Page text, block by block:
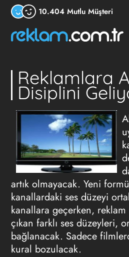
10.404 Mutlu Müşteri
Reklamlara
Disiplini
artık olmayacak. Yeni
kanallardaki ses düzeyi
kanallara geçerken, reklam
çıkan farklı ses düzeyleri,
bağlanacak. Sadece
kural bozulacak.